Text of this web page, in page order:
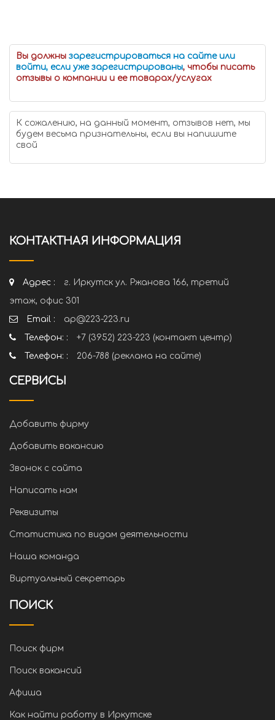
Вы должны зарегистрироваться на сайте или
войти, если уже зарегистрированы, чтобы писать
отзывы о компании и ее товарах/услугах
К сожалению, на данный момент, отзывов нет, мы
будем весьма признательны, если вы напишите
свой
КОНТАКТНАЯ ИНФОРМАЦИЯ
Адрес :
г. Иркутск ул. Ржанова 166, третий
этаж, офис 301
Email :
ap@223-223.ru
Телефон: :
+7 (3952) 223-223 (контакт центр)
Телефон: :
206-788 (реклама на сайте)
СЕРВИСЫ
Добавить фирму
Добавить вакансию
Звонок с сайта
Написать нам
Реквизиты
Статистика по видам деятельности
Наша команда
Виртуальный секретарь
ПОИСК
Поиск фирм
Поиск вакансий
Афиша
Как найти работу в Иркутске